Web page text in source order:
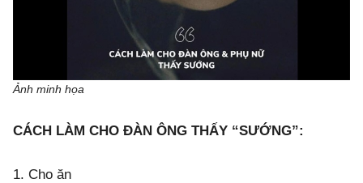
Ảnh minh họa
CÁCH LÀM CHO ĐÀN ÔNG THẤY “SƯỚNG”:
1. Cho ăn